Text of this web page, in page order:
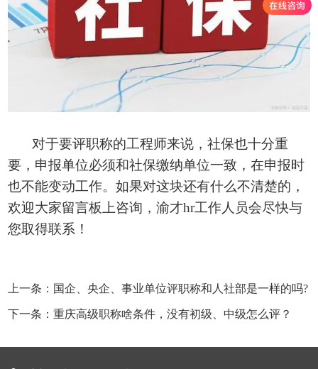
对于要评职称的工程师来说，社保也十分重
要，申报单位必须和社保缴纳单位一致，在申报时
也不能变动工作。如果对这块还有什么不清楚的，
欢迎大家留言板上咨询，渝才hr工作人员会尽快与
您取得联系！
上一条：国企、央企、事业单位评职称和人社部是一样的吗?
下一条：重庆高级职称啥条件，没有初级、中级怎么评？